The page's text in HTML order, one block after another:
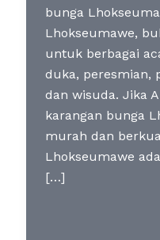
bunga
Lhokseumawe,
untuk berbagai
duka, peresmian,
dan wisuda. Jika
karangan bunga
murah dan
Lhokseumawe
[…]